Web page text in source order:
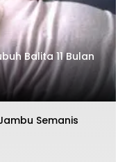
Balita 11 Bulan
Semanis